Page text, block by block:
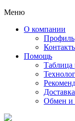
Меню
О компании
Профиль
Помощь
Таблица
Обмен и